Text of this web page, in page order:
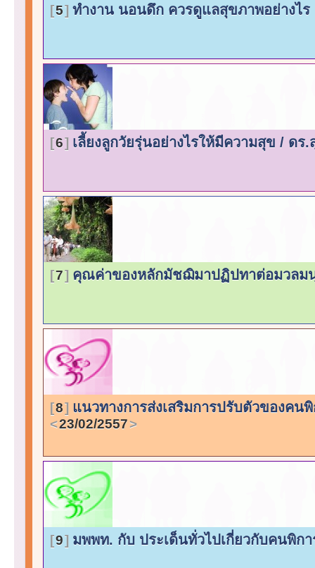
5 ทำงาน นอนดึก ควรดูแลสุขภาพอย่างไร
6 เลี้ยงลูกวัยรุ่นอย่างไรให้มีความสุข / ด
7 คุณค่าของหลักมัชฌิมาปฏิปทาต่อมวลม
8 แนวทางการส่งเสริมการปรับตัวของคน
23/02/2557
9 มพพท. กับ ประเด็นทั่วไปเกี่ยวกับคนพิก